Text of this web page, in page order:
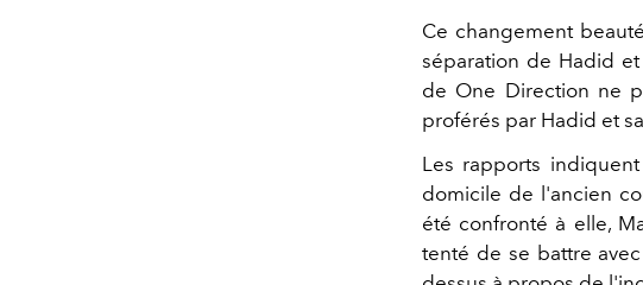
Ce changement
séparation de Hadid et
de One Direction ne
proférés par Hadid et
Les rapports
domicile de l'ancien
été confronté à elle,
tenté de se battre